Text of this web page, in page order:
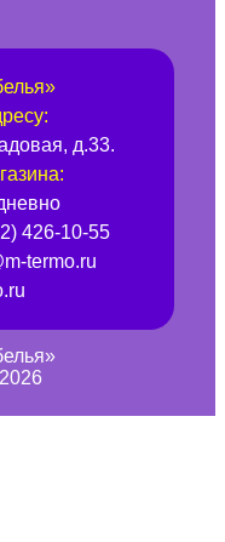
»
д.33.
426-10-55
termo.ru